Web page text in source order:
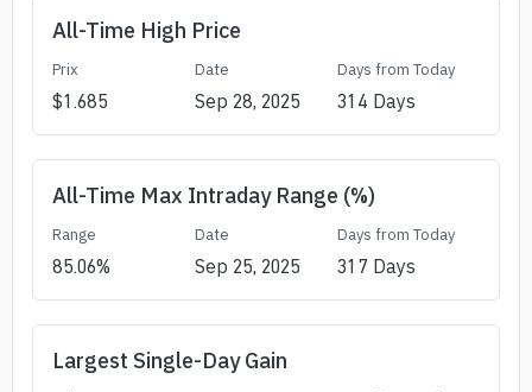
All-Time High Price
Prix
$1.685
Date
Sep 28, 2025
Days from Today
314 Days
All-Time Max Intraday Range (%)
Range
85.06%
Date
Sep 25, 2025
Days from Today
317 Days
Largest Single-Day Gain